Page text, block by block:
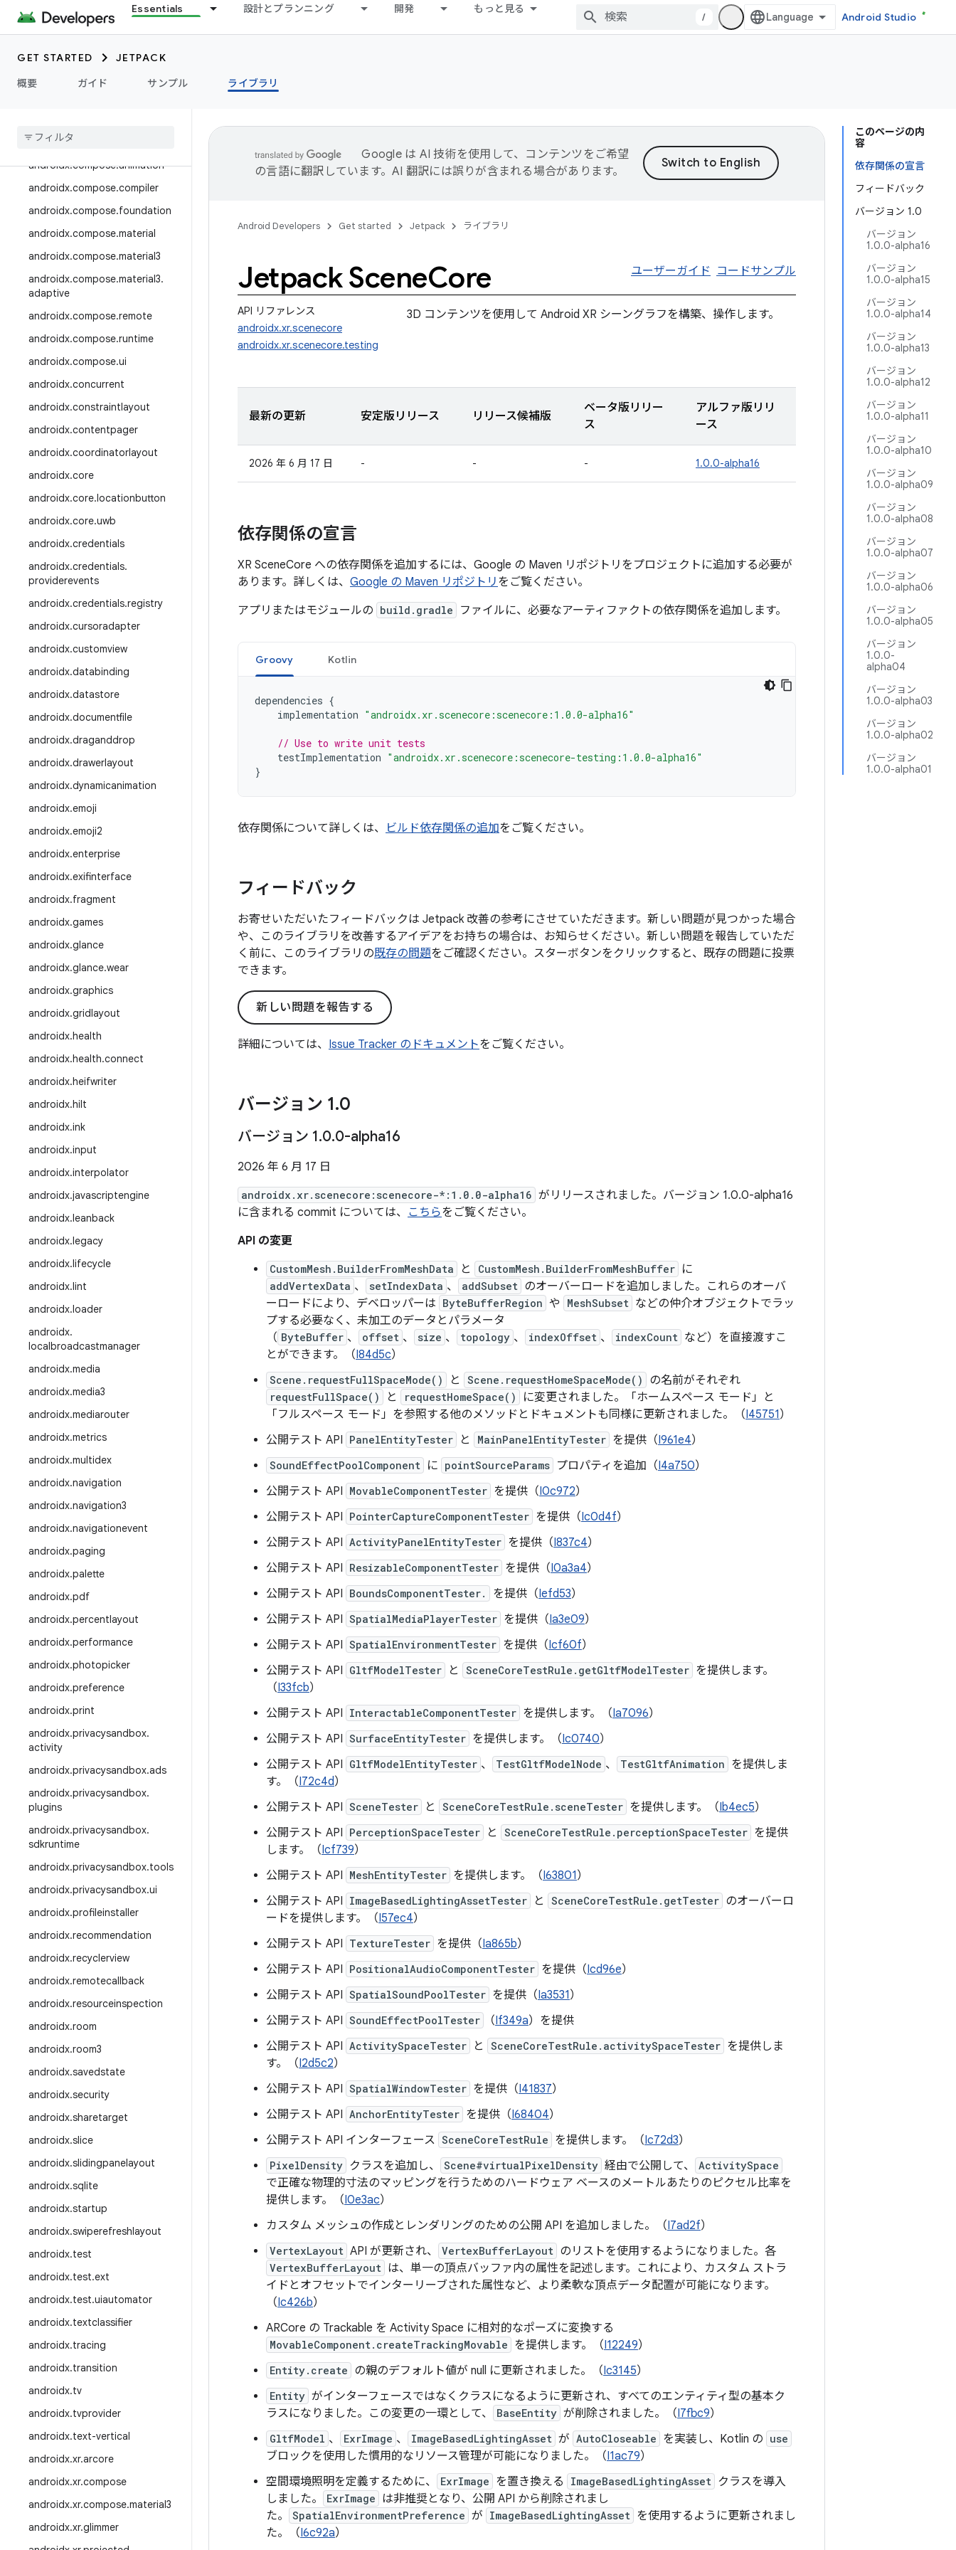
Essentials 設計とプランニング 開発 もっと見る
/ Android Studio
GET STARTED
JETPACK
概要
ガイド サンプル ライブラリ
androidx.camera.media3
androidx.camera.viewfinder
androidx.car
androidx.
androidx.compose.animation
androidx.compose.compiler
androidx.compose.foundation
androidx.compose.material
androidx.compose.material3
androidx.compose.material3.
adaptive
androidx.compose.remote
androidx.compose.runtime
androidx.compose.ui
androidx.concurrent
androidx.constraintlayout
androidx.contentpager
androidx.coordinatorlayout
androidx.core
androidx.core.locationbutton
androidx.core.uwb
androidx.credentials
androidx.credentials.
providerevents
androidx.credentials.registry
androidx.cursoradapter
androidx.customview
androidx.databinding
androidx.datastore
androidx.documentfile
androidx.draganddrop
androidx.drawerlayout
androidx.dynamicanimation
androidx.emoji
androidx.emoji2
androidx.enterprise
androidx.exifinterface
androidx.fragment
androidx.games
androidx.glance
androidx.glance.wear
androidx.graphics
androidx.gridlayout
androidx.health
androidx.health.connect
androidx.heifwriter
androidx.hilt
androidx.ink
androidx.input
androidx.interpolator
androidx.javascriptengine
androidx.leanback
androidx.legacy
androidx.lifecycle
androidx.lint
androidx.loader
androidx.
localbroadcastmanager
androidx.media
androidx.media3
androidx.mediarouter
androidx.metrics
androidx.multidex
androidx.navigation
androidx.navigation3
androidx.navigationevent
androidx.paging
androidx.palette
androidx.pdf
androidx.percentlayout
androidx.performance
androidx.photopicker
androidx.preference
androidx.print
androidx.privacysandbox.
activity
androidx.privacysandbox.ads
androidx.privacysandbox.
plugins
androidx.privacysandbox.
sdkruntime
androidx.privacysandbox.tools
androidx.privacysandbox.ui
androidx.profileinstaller
androidx.recommendation
androidx.recyclerview
androidx.remotecallback
androidx.resourceinspection
androidx.room
androidx.room3
androidx.savedstate
androidx.security
androidx.sharetarget
androidx.slice
androidx.slidingpanelayout
androidx.sqlite
androidx.startup
androidx.swiperefreshlayout
androidx.test
androidx.test.ext
androidx.test.uiautomator
androidx.textclassifier
androidx.tracing
androidx.transition
androidx.tv
androidx.tvprovider
androidx.text-vertical
androidx.xr.arcore
androidx.xr.compose
androidx.xr.compose.material3
androidx.xr.glimmer
このページの内
容
依存関係の宣言
フィードバック
バージョン 1.0
バージョン
1.0.0-alpha16
バージョン
1.0.0-alpha15
バージョン
1.0.0-alpha14
バージョン
1.0.0-alpha13
バージョン
1.0.0-alpha12
バージョン
1.0.0-alpha11
バージョン
1.0.0-alpha10
バージョン
1.0.0-alpha09
バージョン
1.0.0-alpha08
バージョン
1.0.0-alpha07
バージョン
1.0.0-alpha06
バージョン
1.0.0-alpha05
バージョン
1.0.0-
alpha04
バージョン
1.0.0-alpha03
バージョン
1.0.0-alpha02
バージョン
1.0.0-alpha01
Google は AI 技術を使用して、コンテンツをご希望
の言語に翻訳しています。AI 翻訳には誤りが含まれる場合があります。
Android Developers Get started Jetpack ライブラリ
Jetpack SceneCore ユーザーガイド コードサンプル
API リファレンス
androidx.xr.scenecore
androidx.xr.scenecore.testing
3D コンテンツを使用して Android XR シーングラフを構築、操作します。
最新の更新 安定版リリース リリース候補版
ベータ版リリー
ス
アルファ版リリ
ース
2026 年 6 月 17 日 - - - 1.0.0-alpha16
依存関係の宣言
XR SceneCore への依存関係を追加するには、Google の Maven リポジトリをプロジェクトに追加する必要が
あります。詳しくは、 Google の Maven リポジトリ をご覧ください。
アプリまたはモジュールの build.gradle ファイルに、必要なアーティファクトの依存関係を追加します。
Groovy Kotlin
dependencies {
implementation "androidx.xr.scenecore:scenecore:1.0.0-alpha16"
// Use to write unit tests
testImplementation "androidx.xr.scenecore:scenecore-testing:1.0.0-alpha16"
}
依存関係について詳しくは、 ビルド依存関係の追加をご覧ください。
フィードバック
お寄せいただいたフィードバックは Jetpack 改善の参考にさせていただきます。新しい問題が見つかった場合
や、このライブラリを改善するアイデアをお持ちの場合は、お知らせください。新しい問題を報告していただ
く前に、このライブラリの既存の問題をご確認ください。スターボタンをクリックすると、既存の問題に投票
できます。
新しい問題を報告する
詳細については、 Issue Tracker のドキュメントをご覧ください。
バージョン 1.0
バージョン 1.0.0-alpha16
2026 年 6 月 17 日
androidx.xr.scenecore:scenecore-*:1.0.0-alpha16 がリリースされました。バージョン 1.0.0-alpha16
に含まれる commit については、 こちらをご覧ください。
API の変更
CustomMesh.BuilderFromMeshData と CustomMesh.BuilderFromMeshBuffer に
addVertexData 、 setIndexData 、 addSubset のオーバーロードを追加しました。これらのオーバ
ーロードにより、デベロッパーは ByteBufferRegion や MeshSubset などの仲介オブジェクトでラッ
プする必要なく、未加工のデータとパラメータ
（ ByteBuffer 、 offset 、 size 、 topology 、 indexOffset 、 indexCount など）を直接渡すこ
とができます。（I84d5c）
Scene.requestFullSpaceMode() と Scene.requestHomeSpaceMode() の名前がそれぞれ
requestFullSpace() と requestHomeSpace()
に変更されました。「ホームスペース モード」と
「フルスペース モード」を参照する他のメソッドとドキュメントも同様に更新されました。（I45751）
公開テスト API PanelEntityTester と MainPanelEntityTester を提供（I961e4）
SoundEffectPoolComponent に pointSourceParams プロパティを追加（I4a750）
公開テスト API MovableComponentTester を提供（I0c972）
公開テスト API PointerCaptureComponentTester を提供（Ic0d4f）
公開テスト API ActivityPanelEntityTester を提供（I837c4）
公開テスト API ResizableComponentTester を提供（I0a3a4）
公開テスト API BoundsComponentTester. を提供（Iefd53）
公開テスト API SpatialMediaPlayerTester を提供（Ia3e09）
公開テスト API SpatialEnvironmentTester を提供（Icf60f）
公開テスト API GltfModelTester と SceneCoreTestRule.getGltfModelTester を提供します。
（I33fcb）
公開テスト API InteractableComponentTester を提供します。（Ia7096）
公開テスト API SurfaceEntityTester を提供します。（Ic0740）
公開テスト API GltfModelEntityTester 、 TestGltfModelNode 、 TestGltfAnimation を提供しま
す。（I72c4d）
公開テスト API SceneTester と SceneCoreTestRule.sceneTester を提供します。（Ib4ec5）
公開テスト API PerceptionSpaceTester と SceneCoreTestRule.perceptionSpaceTester を提供
します。（Icf739）
公開テスト API MeshEntityTester を提供します。（I63801）
公開テスト API ImageBasedLightingAssetTester と SceneCoreTestRule.getTester のオーバーロ
ードを提供します。（I57ec4）
公開テスト API TextureTester を提供（Ia865b）
公開テスト API PositionalAudioComponentTester を提供（Icd96e）
公開テスト API SpatialSoundPoolTester を提供（Ia3531）
公開テスト API SoundEffectPoolTester （If349a）を提供
公開テスト API ActivitySpaceTester と SceneCoreTestRule.activitySpaceTester を提供しま
す。（I2d5c2）
公開テスト API SpatialWindowTester を提供（I41837）
公開テスト API AnchorEntityTester を提供（I68404）
公開テスト API インターフェース SceneCoreTestRule を提供します。（Ic72d3）
PixelDensity クラスを追加し、 Scene#virtualPixelDensity 経由で公開して、 ActivitySpace
で正確な物理的寸法のマッピングを行うためのハードウェア ベースのメートルあたりのピクセル比率を
提供します。（I0e3ac）
カスタム メッシュの作成とレンダリングのための公開 API を追加しました。（I7ad2f）
VertexLayout API が更新され、 VertexBufferLayout のリストを使用するようになりました。各
VertexBufferLayout は、単一の頂点バッファ内の属性を記述します。これにより、カスタム ストラ
イドとオフセットでインターリーブされた属性など、より柔軟な頂点データ配置が可能になります。
（Ic426b）
ARCore の Trackable を Activity Space に相対的なポーズに変換する
MovableComponent.createTrackingMovable を提供します。（I12249）
Entity.create の親のデフォルト値が null に更新されました。（Ic3145）
Entity がインターフェースではなくクラスになるように更新され、すべてのエンティティ型の基本ク
ラスになりました。この変更の一環として、
BaseEntity が削除されました。（I7fbc9）
GltfModel 、 ExrImage 、 ImageBasedLightingAsset が AutoCloseable を実装し、Kotlin の use
ブロックを使用した慣用的なリソース管理が可能になりました。（I1ac79）
空間環境照明を定義するために、
ExrImage を置き換える ImageBasedLightingAsset クラスを導入
しました。
ExrImage は非推奨となり、公開 API から削除されまし
た。
SpatialEnvironmentPreference が ImageBasedLightingAsset を使用するように更新されまし
た。（I6c92a）